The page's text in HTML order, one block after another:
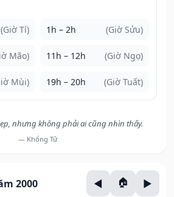
(Giờ Tí) 1h – 2h (Giờ Sửu)
Mão) 11h – 12h (Giờ Ngọ)
Mùi) 19h – 20h (Giờ Tuất)
nhưng không phải ai cũng nhìn thấy.
— Khổng Tử
2000